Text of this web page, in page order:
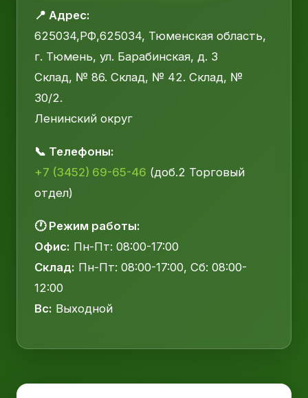
📍 Адрес:
625034,РФ,625034, Тюменская область,
г. Тюмень, ул. Барабинская, д. 3
Склад, № 86. Склад, № 42. Склад, №
30/2.
Ленинский округ
📞 Телефоны:
+7 (3452) 69-65-46 (доб.2 Торговый
отдел)
🕐 Режим работы:
Офис: Пн-Пт: 08:00-17:00
Склад: Пн-Пт: 08:00-17:00, Сб: 08:00-
12:00
Вс: Выходной